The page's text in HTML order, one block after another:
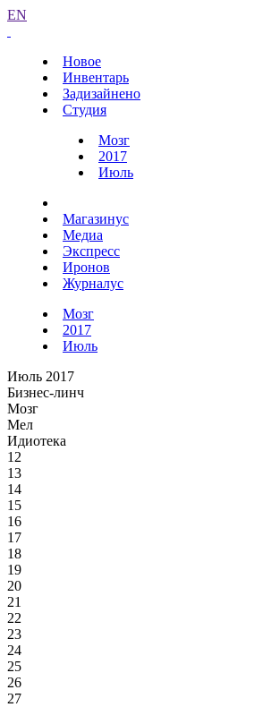
EN
Новое
Инвентарь
Задизайнено
Студия
Мозг
2017
Июль
Магазинус
Медиа
Экспресс
Иронов
Журналус
Мозг
2017
Июль
Июль 2017
Бизнес-линч
Мозг
Мел
Идиотека
12
13
14
15
16
17
18
19
20
21
22
23
24
25
26
27